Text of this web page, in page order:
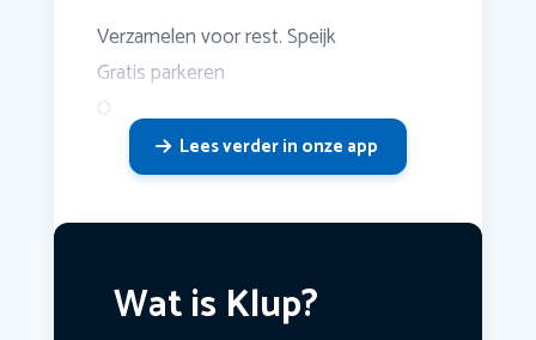
Verzamelen voor rest. Speijk
Gratis parkeren
O
Lees verder in onze app
Wat is Klup?